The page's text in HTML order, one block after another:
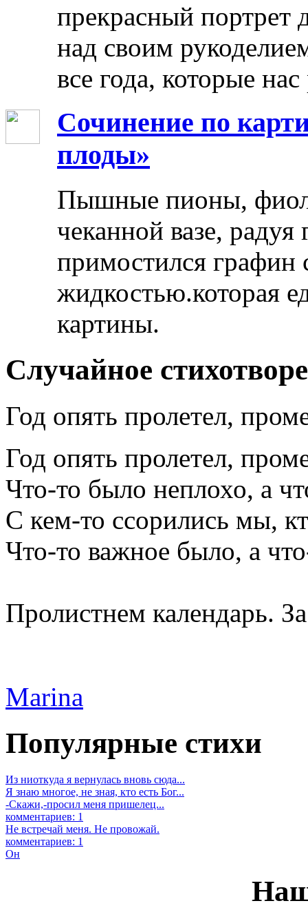
прекрасный портрет
над своим
все года, которые
Сочинение по
плоды»
Пышные пионы,
чеканной вазе,
примостился графин
жидкостью.которая
картины.
Случайное
Год опять пролетел,
Год опять пролетел,
Что-то было неплохо, а
С кем-то ссорились мы,
Что-то важное было, а
Пролистнем календарь.
Marina
Популярные стихи
Из ниоткуда я вернулась вновь сюда...
Я знаю многое, не зная, кто есть Бог...
-Скажи,-просил меня пришелец...
комментариев: 1
Не встречай меня. Не провожай.
комментариев: 1
Он